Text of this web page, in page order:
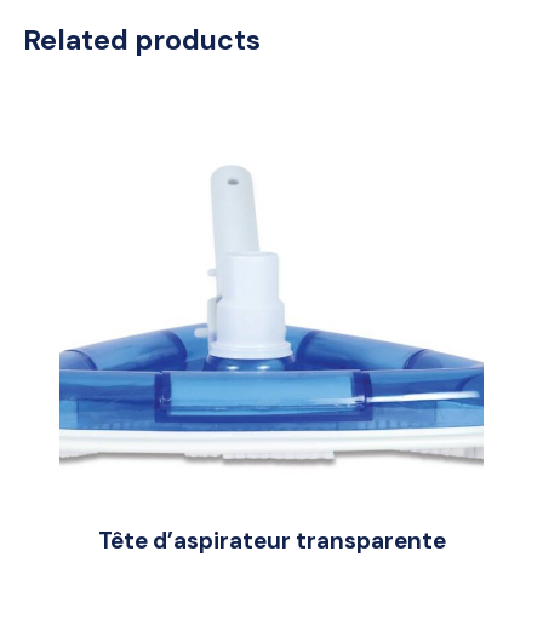
Related products
Tête d’aspirateur transparente